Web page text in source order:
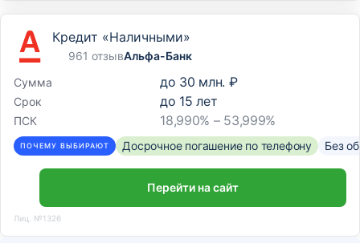
Кредит «Наличными»
961 отзывАльфа-Банк
Сумма
до 30 млн. ₽
Срок до 15 лет
ПСК 18,990% – 53,999%
ПОЧЕМУ ВЫБИРАЮТ Досрочное погашение по телефону Без
Перейти на сайт
Лиц. №1326